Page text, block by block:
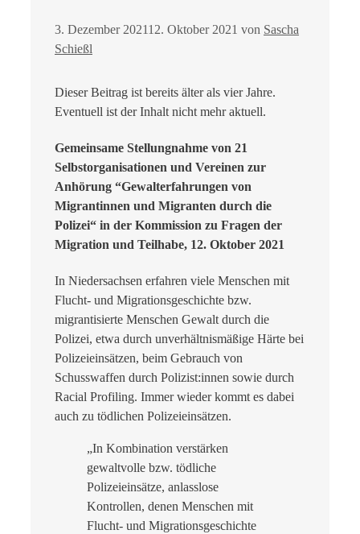
3. Dezember 202112. Oktober 2021 von Sascha
Schießl
Dieser Beitrag ist bereits älter als vier Jahre.
Eventuell ist der Inhalt nicht mehr aktuell.
Gemeinsame Stellungnahme von 21
Selbstorganisationen und Vereinen zur
Anhörung “Gewalterfahrungen von
Migrantinnen und Migranten durch die
Polizei“ in der Kommission zu Fragen der
Migration und Teilhabe, 12. Oktober 2021
In Niedersachsen erfahren viele Menschen mit
Flucht- und Migrationsgeschichte bzw.
migrantisierte Menschen Gewalt durch die
Polizei, etwa durch unverhältnismäßige Härte bei
Polizeieinsätzen, beim Gebrauch von
Schusswaffen durch Polizist:innen sowie durch
Racial Profiling. Immer wieder kommt es dabei
auch zu tödlichen Polizeieinsätzen.
„In Kombination verstärken
gewaltvolle bzw. tödliche
Polizeieinsätze, anlasslose
Kontrollen, denen Menschen mit
Flucht- und Migrationsgeschichte